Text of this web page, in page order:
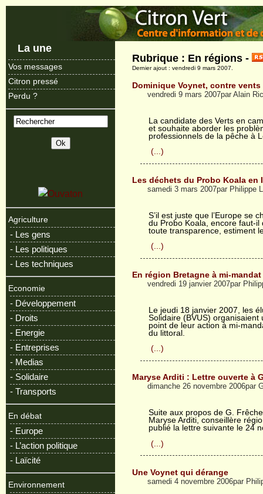
La une
Vos messages
Citron pressé
Perdu ?
Agriculture
- Les gens
- Les politiques
- Les techniques
Economie
- Développement
- Droits
- Energie
- Entreprises
- Medias
- Solidaire
- Transports
En débat
- Europe
- L’action politique
- Laïcité
Environnement
Rubrique : En régions -
Dernier ajout : vendredi 9 mars 2007.
Dominique Voynet, contre vents
vendredi 9 mars 2007par Alain
La candidate des Verts en
et souhaite aborder les
professionnels de la pêche à
(...)
Les déchets du Probo Koala en
samedi 3 mars 2007par Philippe
S’il est juste que l’Europe se
du Probo Koala, encore faut-
toute transparence, estiment
(...)
En région Bretagne à mi-mandat
vendredi 19 janvier 2007par
Le jeudi 18 janvier 2007, les
Solidaire (BVUS)
point de leur action à mi-
du littoral.
(...)
Maryse Arditi : Lettre ouverte à
dimanche 26 novembre 2006par
Suite aux propos de G.
Maryse Arditi, conseillère
publié la lettre suivante le 24
(...)
Une Voynet qui dérange
samedi 4 novembre 2006par